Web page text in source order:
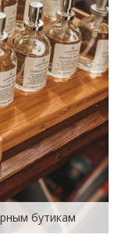
бутикам